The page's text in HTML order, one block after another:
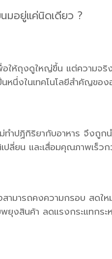
มอยู่แค่นิดเดียว ?
พื่อให้ถุงดูใหญ่ขึ้น แต่ความ
หนึ่งในเทคโนโลยีสำคัญขอ
ทำปฏิกิริยากับอาหาร จึงถู
ปลี่ยน และเสื่อมคุณภาพเร็ว
ามารถคงความกรอบ สดใ
พยุงสินค้า ลดแรงกระแทก